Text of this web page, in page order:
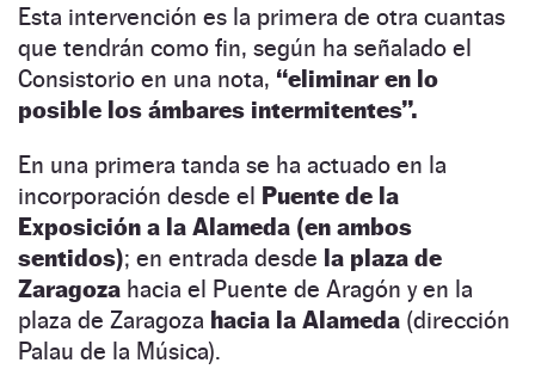
Esta intervención es la primera de otra cuantas
que tendrán como fin, según ha señalado el
Consistorio en una nota, “eliminar en lo
posible los ámbares intermitentes”.
En una primera tanda se ha actuado en la
incorporación desde el Puente de la
Exposición a la Alameda (en ambos
sentidos); en entrada desde la plaza de
Zaragoza hacia el Puente de Aragón y en la
plaza de Zaragoza hacia la Alameda (dirección
Palau de la Música).